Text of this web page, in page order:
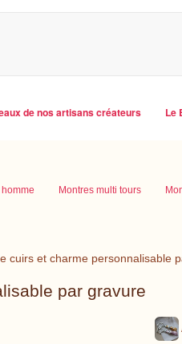
de nos artisans créateurs Le
Montres multi tours
cuirs et charme personnalisable
par gravure